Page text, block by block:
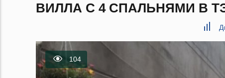
ВИЛЛА С 4 СПАЛЬНЯМИ В
104